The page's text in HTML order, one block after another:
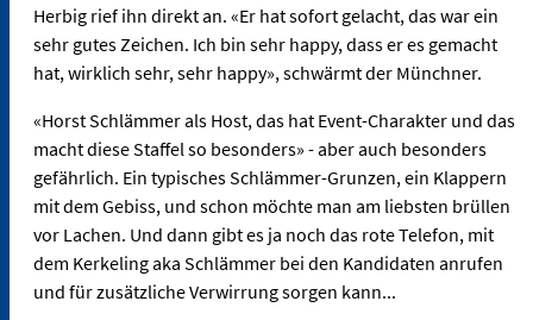
Herbig rief ihn direkt an. «Er hat sofort gelacht, das war ein
sehr gutes Zeichen. Ich bin sehr happy, dass er es gemacht
hat, wirklich sehr, sehr happy», schwärmt der Münchner.
«Horst Schlämmer als Host, das hat Event-Charakter und das
macht diese Staffel so besonders» - aber auch besonders
gefährlich. Ein typisches Schlämmer-Grunzen, ein Klappern
mit dem Gebiss, und schon möchte man am liebsten brüllen
vor Lachen. Und dann gibt es ja noch das rote Telefon, mit
dem Kerkeling aka Schlämmer bei den Kandidaten anrufen
und für zusätzliche Verwirrung sorgen kann...